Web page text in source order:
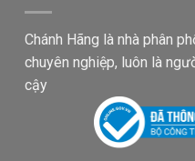
Chánh Hãng là nhà phân
chuyên nghiệp, luôn là
cậy